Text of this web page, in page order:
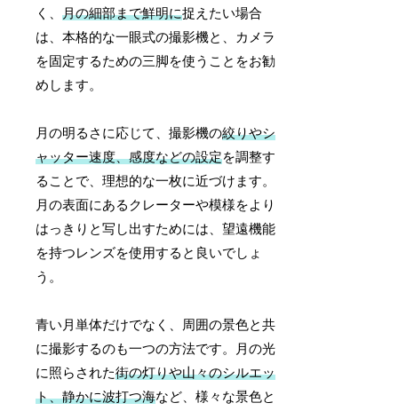
く、月の細部まで鮮明に捉えたい場合
は、本格的な一眼式の撮影機と、カメラ
を固定するための三脚を使うことをお勧
めします。
月の明るさに応じて、撮影機の絞りやシ
ャッター速度、感度などの設定を調整す
ることで、理想的な一枚に近づけます。
月の表面にあるクレーターや模様をより
はっきりと写し出すためには、望遠機能
を持つレンズを使用すると良いでしょ
う。
青い月単体だけでなく、周囲の景色と共
に撮影するのも一つの方法です。月の光
に照らされた街の灯りや山々のシルエッ
ト、静かに波打つ海など、様々な景色と